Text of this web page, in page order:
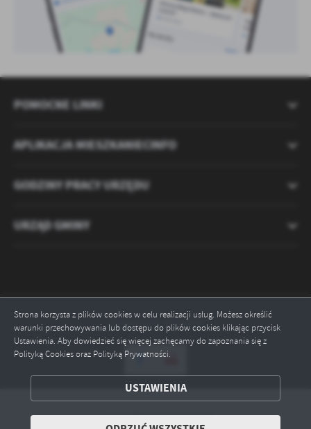
Strona korzysta z plików cookies w celu realizacji usług. Możesz określić
warunki przechowywania lub dostępu do plików cookies klikając przycisk
Ustawienia. Aby dowiedzieć się więcej zachęcamy do zapoznania się z
Polityką Cookies oraz Polityką Prywatności.
USTAWIENIA
ZAPISZ WYBRANE
POMOCNE LINKI
APLIKACJA MIESZKANIECINFO
GODZINY PRACY URZĘDU
URZĄD GMINY
Odwiedzin: 2120890
Copyright by ryczywol.pl